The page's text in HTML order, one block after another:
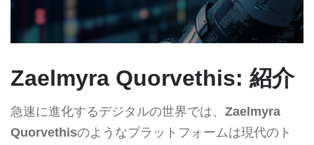
Zaelmyra Quorvethis: 紹介
急速に進化するデジタルの世界では、 Zaelmyra
Quorvethisのようなプラットフォームは現代のト